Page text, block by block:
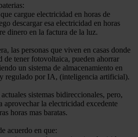
cargue electricidad en horas de
descargar esa electricidad en horas
dinero en la factura de la luz.
las personas que viven en casas donde
de tener fotovoltaica, pueden ahorrar
un sistema de almacenamiento en
regulado por IA, (inteligencia artificial).
sistemas bidireccionales, pero,
aprovechar la electricidad excedente
horas mas baratas.
acuerdo en que: